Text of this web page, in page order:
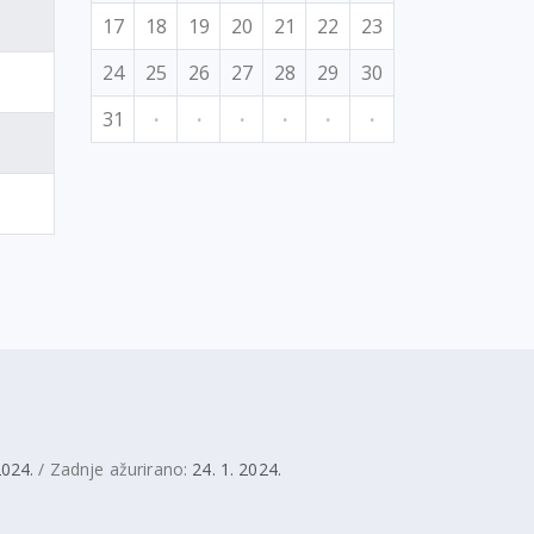
17
18 19 20 21 22
23
24
25 26 27 28 29
30
31
· · · · · ·
/ Zadnje ažurirano: 24. 1. 2024.